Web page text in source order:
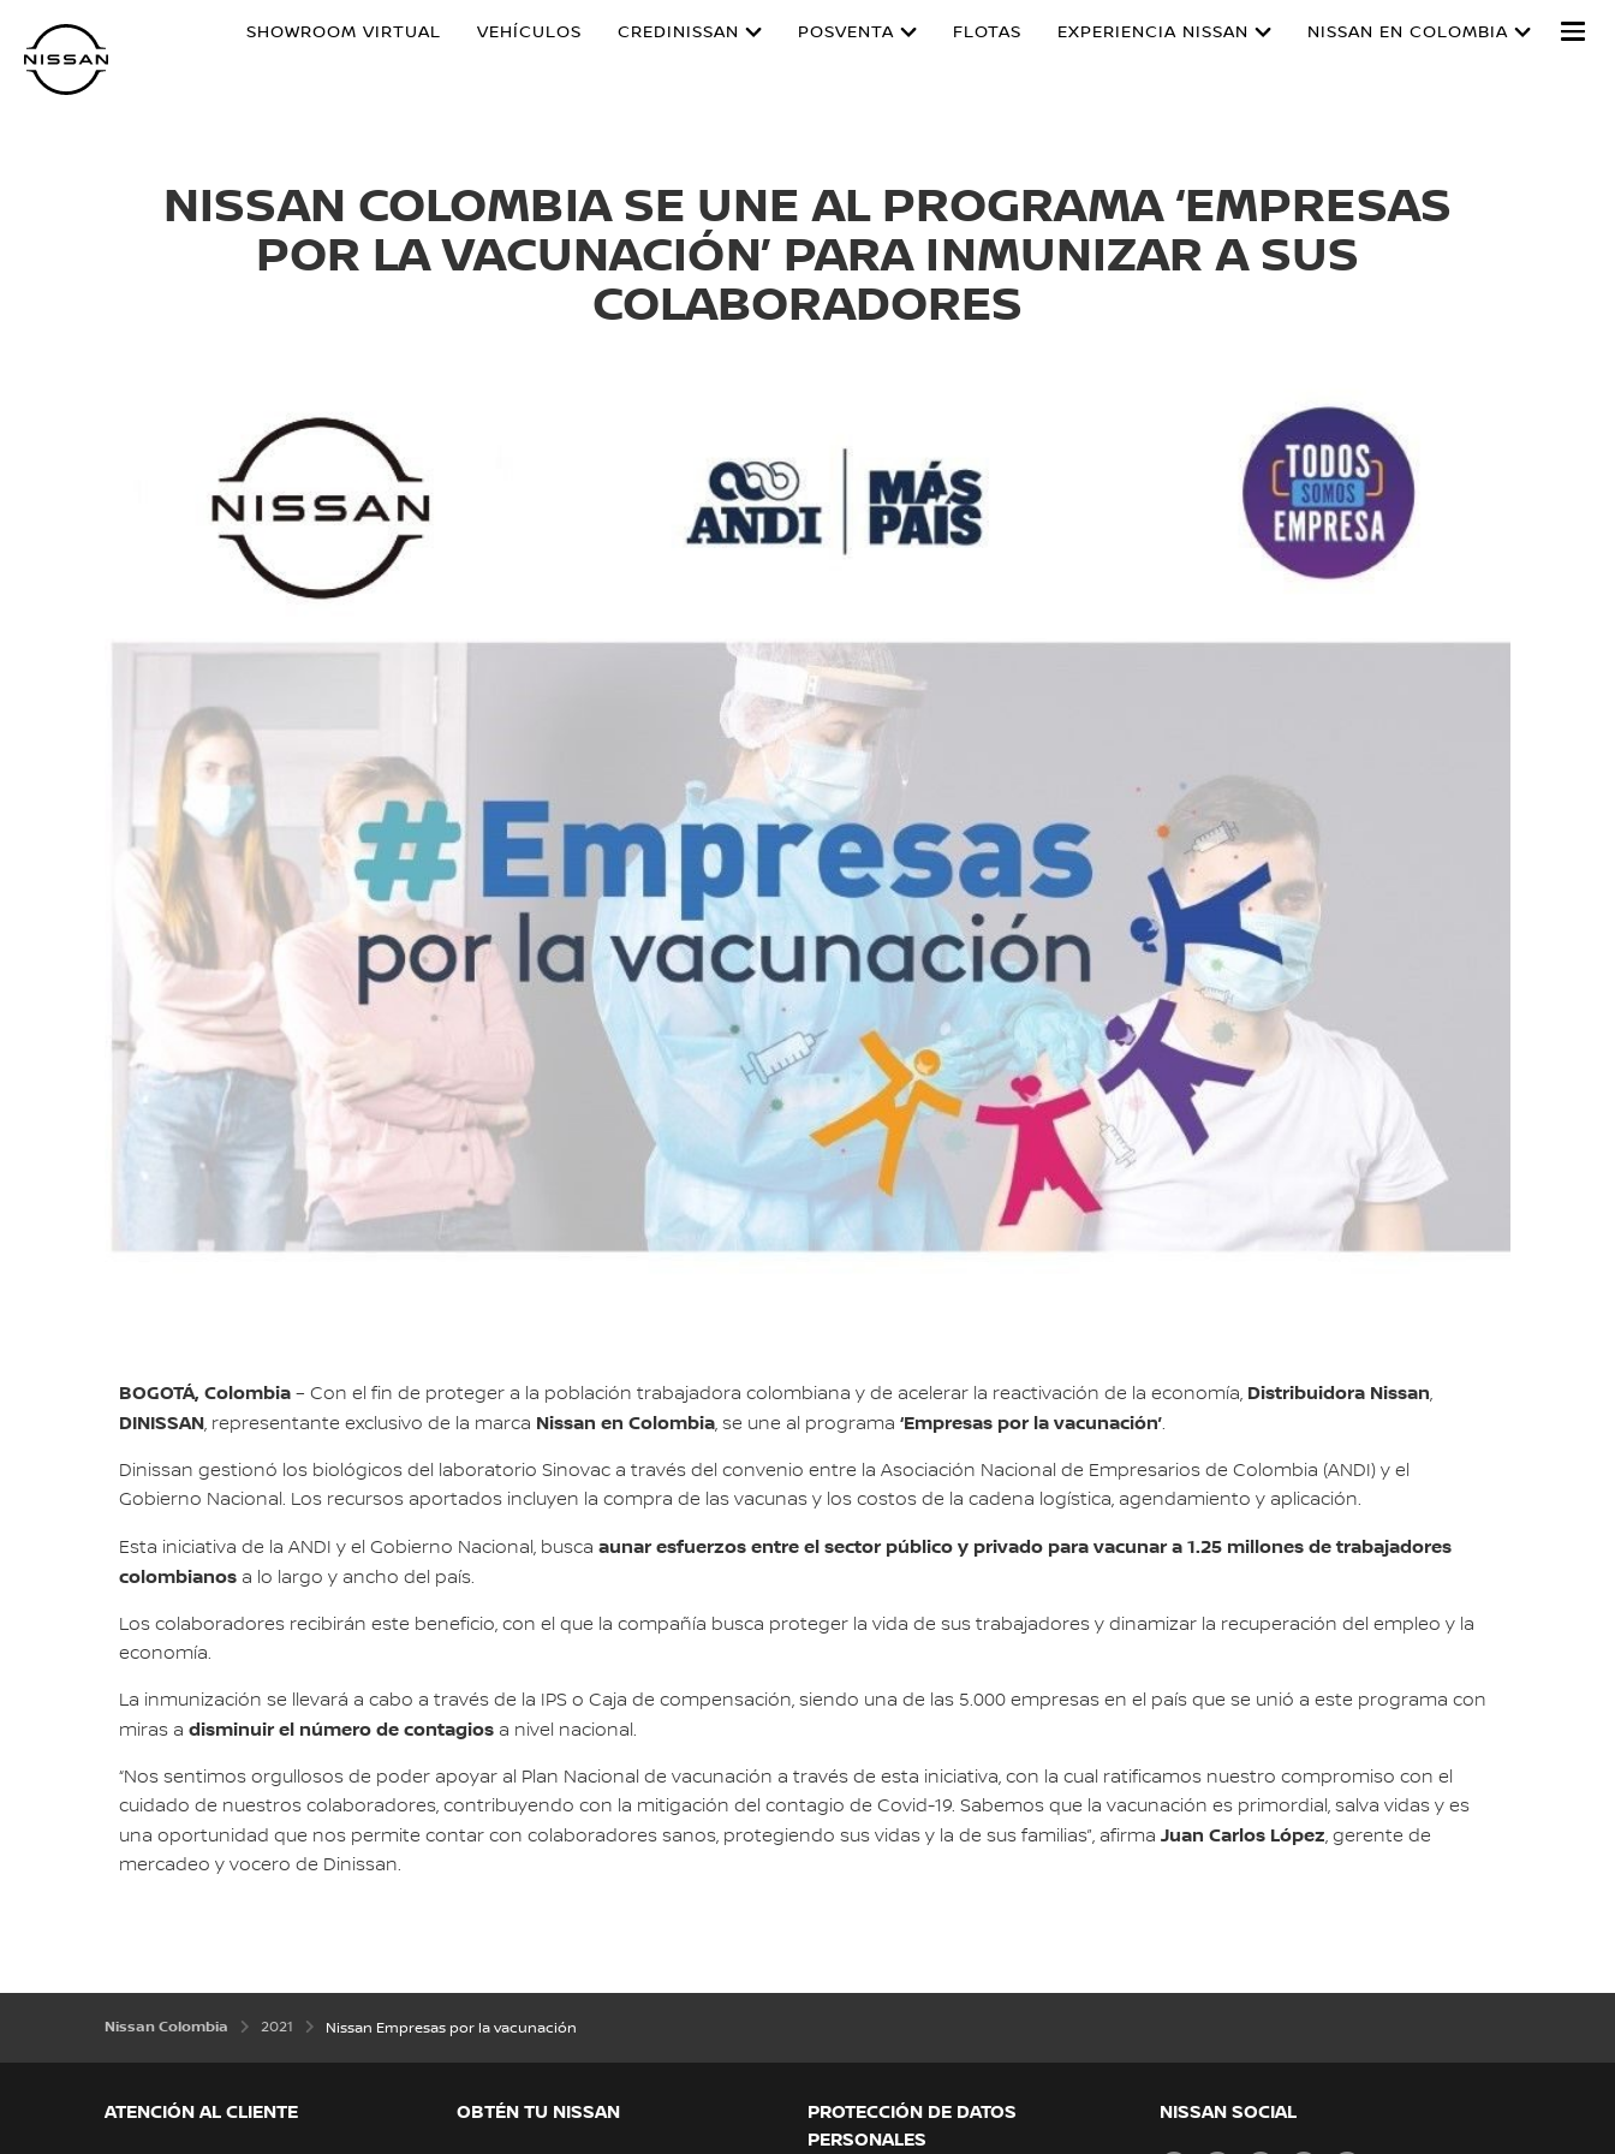
contenido
principal
SHOWROOM VIRTUAL VEHÍCULOS CREDINISSAN POSVENTA FLOTAS EXPERIENCIA NISSAN NISSAN EN COLOMBIA
NISSAN COLOMBIA SE UNE AL PROGRAMA ‘EMPRESAS
POR LA VACUNACIÓN’ PARA INMUNIZAR A SUS
COLABORADORES
BOGOTÁ, Colombia– Con el fin de proteger a la población trabajadora colombiana y de acelerar la reactivación de la economía, Distribuidora Nissan,
DINISSAN, representante exclusivo de la marca Nissan en Colombia, se une al programa ‘Empresas por la vacunación’.
Dinissan gestionó los biológicos del laboratorio Sinovac a través del convenio entre la Asociación Nacional de Empresarios de Colombia (ANDI) y el
Gobierno Nacional. Los recursos aportados incluyen la compra de las vacunas y los costos de la cadena logística, agendamiento y aplicación.
Esta iniciativa de la ANDI y el Gobierno Nacional, busca aunar esfuerzos entre el sector público y privado para vacunar a 1.25 millones de trabajadores
colombianosa lo largo y ancho del país.
Los colaboradores recibirán este beneficio, con el que la compañía busca proteger la vida de sus trabajadores y dinamizar la recuperación del empleo y la
economía.
La inmunización se llevará a cabo a través de la IPS o Caja de compensación, siendo una de las 5.000 empresas en el país que se unió a este programa con
miras a disminuir el número de contagiosa nivel nacional.
“Nos sentimos orgullosos de poder apoyar al Plan Nacional de vacunación a través de esta iniciativa, con la cual ratificamos nuestro compromiso con el
cuidado de nuestros colaboradores, contribuyendo con la mitigación del contagio de Covid-19. Sabemos que la vacunación es primordial, salva vidas y es
una oportunidad que nos permite contar con colaboradores sanos, protegiendo sus vidas y la de sus familias”, afirma Juan Carlos López, gerente de
mercadeo y vocero de Dinissan.
Nissan Colombia 2021 Nissan Empresas por la vacunación
ATENCIÓN AL CLIENTE OBTÉN TU NISSAN
PROTECCIÓN DE DATOS
PERSONALES
NISSAN SOCIAL